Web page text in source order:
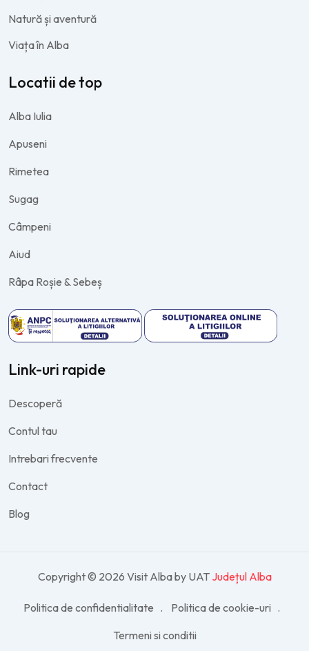
Natură și aventură
Viața în Alba
Locatii de top
Alba Iulia
Apuseni
Rimetea
Sugag
Câmpeni
Aiud
Râpa Roșie & Sebeș
Link-uri rapide
Descoperă
Contul tau
Intrebari frecvente
Contact
Blog
Copyright © 2026 Visit Alba by UAT Județul Alba
Politica de confidentialitate
Politica de cookie-uri
Termeni si conditii